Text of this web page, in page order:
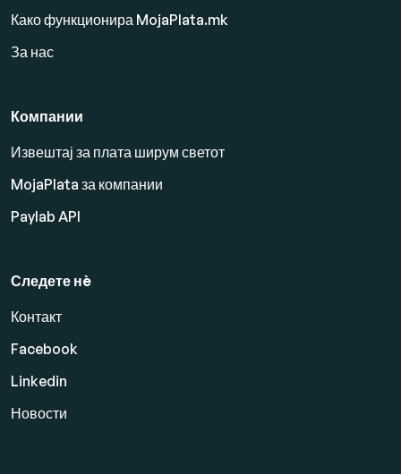
Како функционира MojaPlata.mk
За нас
Компании
Извештај за плата ширум светот
MojaPlata за компании
Paylab API
Следете нè
Контакт
Facebook
Linkedin
Новости